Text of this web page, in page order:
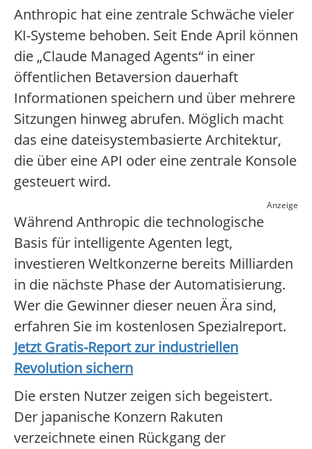
Anthropic hat eine zentrale Schwäche vieler
KI-Systeme behoben. Seit Ende April können
die „Claude Managed Agents“ in einer
öffentlichen Betaversion dauerhaft
Informationen speichern und über mehrere
Sitzungen hinweg abrufen. Möglich macht
das eine dateisystembasierte Architektur,
die über eine API oder eine zentrale Konsole
gesteuert wird.
Anzeige
Während Anthropic die technologische
Basis für intelligente Agenten legt,
investieren Weltkonzerne bereits Milliarden
in die nächste Phase der Automatisierung.
Wer die Gewinner dieser neuen Ära sind,
erfahren Sie im kostenlosen Spezialreport.
Jetzt Gratis-Report zur industriellen
Revolution sichern
Die ersten Nutzer zeigen sich begeistert.
Der japanische Konzern Rakuten
verzeichnete einen Rückgang der